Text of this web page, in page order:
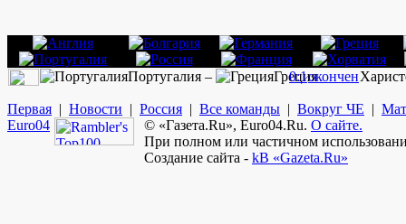
Португалия – Греция
0:1окончен
Первая | Новости | Россия | Все команды | Вокруг ЧЕ |
Euro04 © «Газета.Ru», Euro04.Ru. О сайте.
При полном или частичном
Создание сайта - kB «Gazeta.Ru»